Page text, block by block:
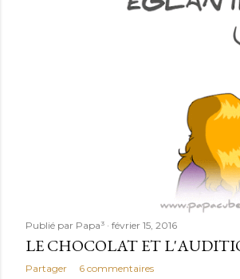
Publié par Papa³ février 15, 2016
LE CHOCOLAT ET
Partager 6 commentaires